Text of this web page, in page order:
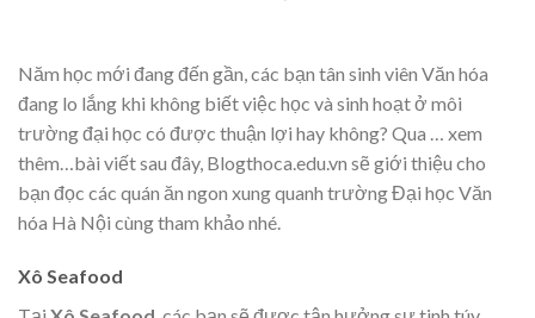
Năm học mới đang đến gần, các bạn tân sinh viên Văn hóa
đang lo lắng khi không biết việc học và sinh hoạt ở môi
trường đại học có được thuận lợi hay không? Qua
… xem
thêm… bài viết sau đây, Blogthoca.edu.vn sẽ giới thiệu cho
bạn đọc các quán ăn ngon xung quanh trường Đại học Văn
hóa Hà Nội cùng tham khảo nhé.
Xô Seafood